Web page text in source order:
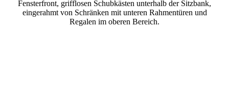
Fensterfront, grifflosen Schubkästen unterhalb der Sitzbank,
eingerahmt von Schränken mit unteren Rahmentüren und
Regalen im oberen Bereich.